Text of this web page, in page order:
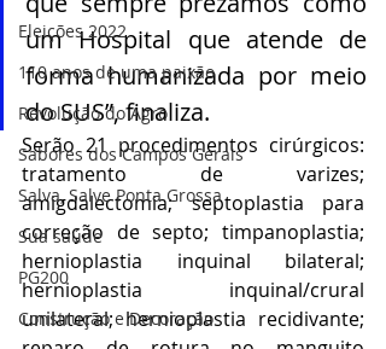
Eleições 2022
110 anos de uma paixão
Revolução do Agro
Sabores dos Campos Gerais
Salva, Salve Ponta Grossa
Sua saúde
PG200
Construção e Decoração
um Hospital que atende de
forma humanizada por meio
do SUS”, finaliza.
Serão 21 procedimentos cirúrgicos:
tratamento de varizes;
amigdalectomia; septoplastia para
correção de septo; timpanoplastia;
hernioplastia inquinal bilateral;
hernioplastia inquinal/crural
unilateral; hernioplastia recidivante;